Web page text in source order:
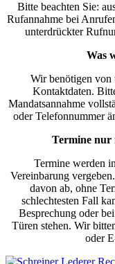
Bitte beachten Sie:
Rufannahme bei
unterdrückter
Was
Wir benötigen von
Kontaktdaten.
Mandatsannahme
oder Telefonnummer
Termine nur
Termine werden
Vereinbarung
davon ab, ohne
schlechtesten Fall
Besprechung oder
Türen stehen. Wir
oder